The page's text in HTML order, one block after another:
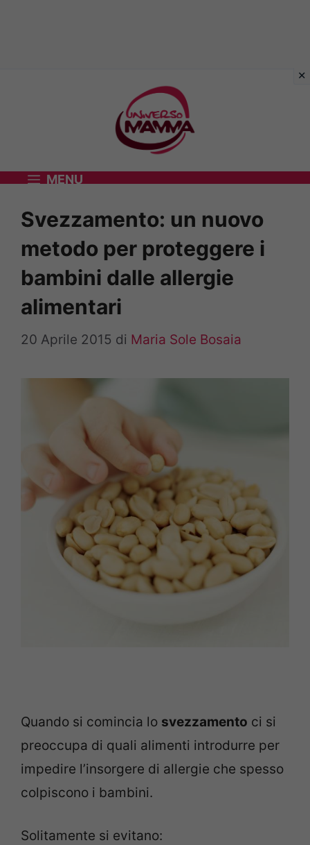
MENU
Svezzamento: un nuovo
metodo per proteggere i
bambini dalle allergie
alimentari
20 Aprile 2015 di Maria Sole Bosaia
Quando si comincia lo svezzamento ci si
preoccupa di quali alimenti introdurre per
impedire l’insorgere di allergie che spesso
colpiscono i bambini.
Solitamente si evitano: